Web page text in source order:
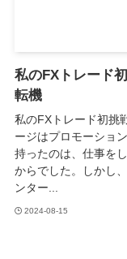
私のFXトレード
転機
私のFXトレード初挑
ージはプロモーショ
持ったのは、仕事を
からでした。しかし
ンター...
2024-08-15